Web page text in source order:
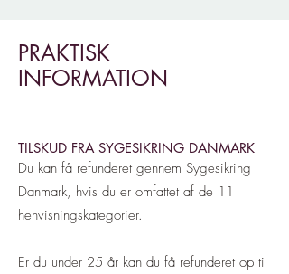
PRAKTISK
INFORMATION
TILSKUD FRA SYGESIKRING DANMARK
Du kan få refunderet gennem Sygesikring
Danmark, hvis du er omfattet af de 11
henvisningskategorier.
Er du under 25 år kan du få refunderet op til